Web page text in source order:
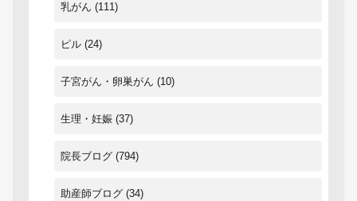
乳がん (111)
ピル (24)
子宮がん・卵巣がん (10)
生理・妊娠 (37)
院長ブログ (794)
助産師ブログ (34)